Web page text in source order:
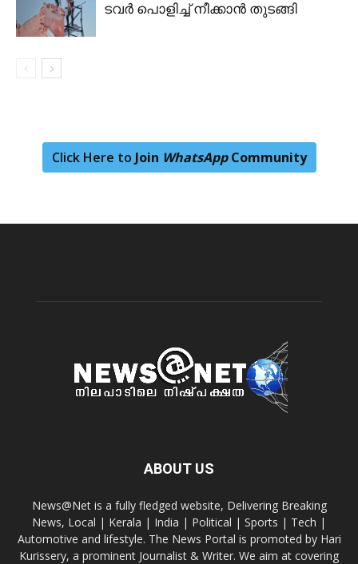
ടവർ പൊളിച്ച് നീക്കാൻ തുടങ്ങി
Click Here to Join WhatsAppCommunity
ABOUT US
News@Net is a fully fledged website, Delivering Breaking
News, Local | Kerala | India | Political | Sports | Tech |
Automotive and lifestyle. The News Portal is promoted by Hari
Kurissery, a prominent Journalist & Writer. We aim at covering